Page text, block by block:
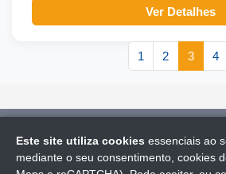
Ver Detalhes
1 2 3 4
© 2026 CICCOPN - Academia Lisboa
direitos
Este site utiliza cookies essenciais ao
mediante o seu consentimento, cookies